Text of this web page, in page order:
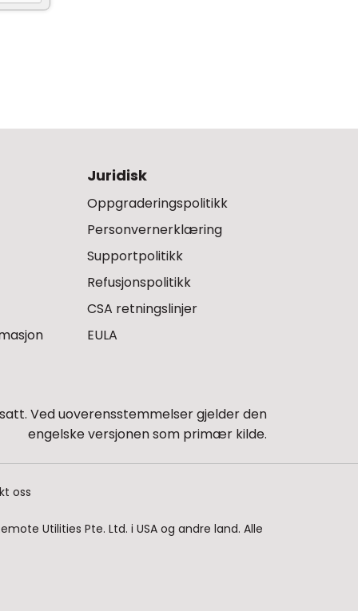
Juridisk
Oppgraderingspolitikk
Personvernerklæring
Supportpolitikk
Refusjonspolitikk
CSA retningslinjer
EULA
Ved uoverensstemmelser gjelder den
engelske versjonen som primær kilde.
oss
Utilities Pte. Ltd. i USA og andre land. Alle